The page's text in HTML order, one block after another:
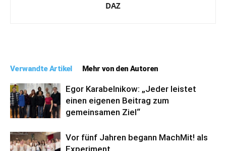
DAZ
Verwandte Artikel Mehr von den Autoren
Egor Karabelnikow: „Jeder leistet
einen eigenen Beitrag zum
gemeinsamen Ziel“
Vor fünf Jahren begann MachMit! als
Experiment